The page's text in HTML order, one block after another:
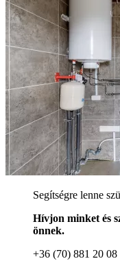
Segítségre lenne
Hívjon minket és
önnek.
+36 (70) 881 20 08